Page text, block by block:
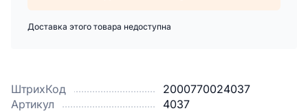
ШтрихКод
2000770024037
Артикул
4037
Доставка этого товара недоступна